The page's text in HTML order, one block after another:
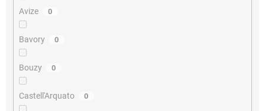
Avize 0
Bavory 0
Bouzy 0
Castell'Arquato 0